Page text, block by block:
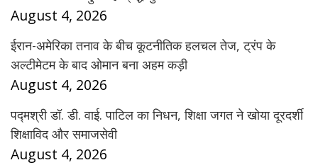
August 4, 2026
ईरान-अमेरिका तनाव के बीच कूटनीतिक हलचल तेज, ट्रंप के
अल्टीमेटम के बाद ओमान बना अहम कड़ी
August 4, 2026
पद्मश्री डॉ. डी. वाई. पाटिल का निधन, शिक्षा जगत ने खोया दूरदर्शी
शिक्षाविद और समाजसेवी
August 4, 2026